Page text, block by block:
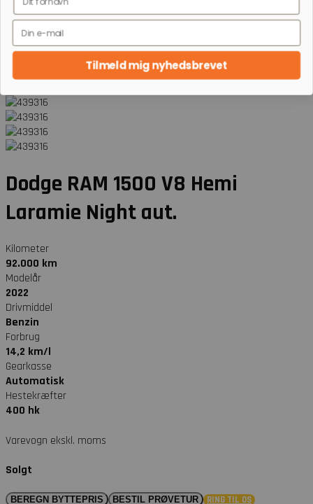
< Tilbage til oversigt
Dodge RAM 1500 V8 Hemi
Laramie Night aut.
Kilometer
92.000 km
Modelår
2022
Drivmiddel
Benzin
Forbrug
14,2 km/l
Gearkasse
Automatisk
Hestekræfter
400 hk
Varevogn ekskl. moms
Solgt
BEREGN BYTTEPRIS BESTIL PRØVETUR RING TIL OS